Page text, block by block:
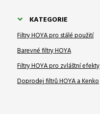
KATEGORIE
Filtry HOYA pro stálé použití
Barevné filtry HOYA
Filtry HOYA pro zvláštní efekty
Doprodej filtrů HOYA a Kenko